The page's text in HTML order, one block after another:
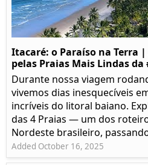
Itacaré: o Paraíso na Terra
pelas Praias Mais Lindas da
Durante nossa viagem
vivemos dias inesquecíveis
incríveis do litoral baiano.
das 4 Praias — um dos
Nordeste brasileiro,
Added October 16, 2025